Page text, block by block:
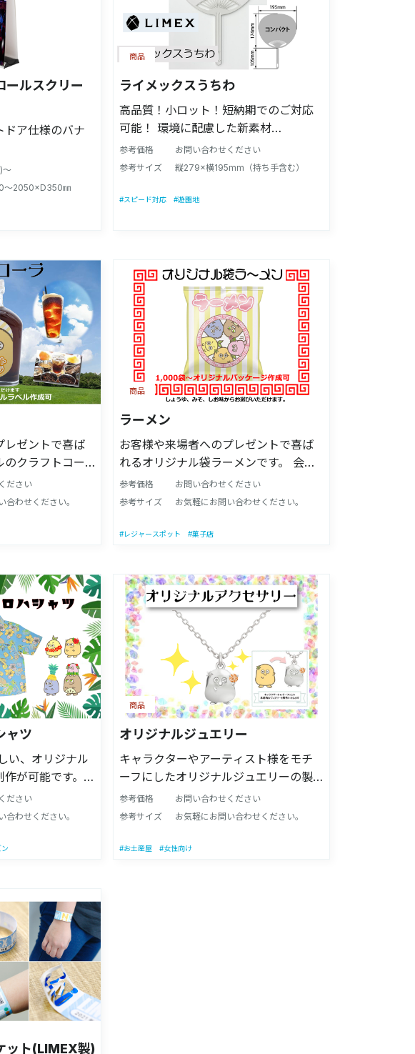
により、予告なく変更する場合があり
ます。 注意事項：モニターの発色によ
って色が異なって見える場合がござい
ます。
ールスクリー
ドア仕様のバナ
～
〜2050×D350㎜
ライメックスうちわ
高品質！小ロット！短納期でのご対応
可能！ 環境に配慮した新素材
【LIMEX】を使用した新しいうちわで
す。 配りものから物販商品まで多様な
形状やサイズも含め多数ご用意してお
す。
参考価格
お問い合わせください
参考サイズ
縦279×横195mm（持ち手含む）
商品
#スピード対応 #遊園地
レゼントで喜ば
のクラフトコー
ラベルで目を
珍しいノベルテ
す。
ださい
合わせください。
ラーメン
お客様や来場者へのプレゼントで喜ば
れるオリジナル袋ラーメンです。 会社
のロゴ入りパッケージで目を引く事間
違いなし！！ 他社様との差別化や珍し
是非！！ 味はしょうゆ、みそ、しおか
参考価格
お問い合わせください
参考サイズ
お気軽にお問い合わせください。
商品
#レジャースポット #菓子店
ャツ
い、オリジナル
が可能です。
けますので、
フォーム、 ア
開もおすすめ
ださい
合わせください。
オリジナルジュエリー
キャラクターやアーティスト様をモチ
ーフにしたオリジナルジュエリーの製
作をいたします。 キャラクター・イメ
ージをお伝えいただければラフデザイ
ネックレスだけではなく、指輪・ピア
参考価格
お問い合わせください
参考サイズ
お気軽にお問い合わせください。
商品
#お土産屋 #女性向け
ット(LIMEX製)